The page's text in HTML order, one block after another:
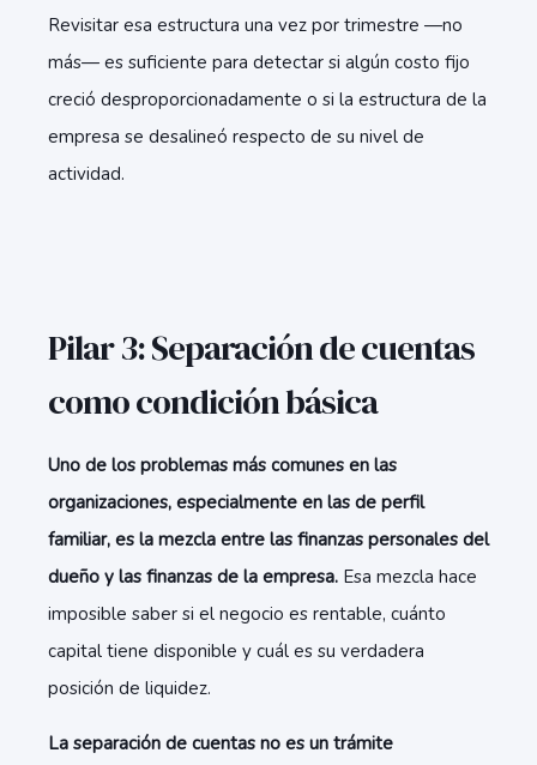
Revisitar esa estructura una vez por trimestre —no
más— es suficiente para detectar si algún costo fijo
creció desproporcionadamente o si la estructura de la
empresa se desalineó respecto de su nivel de
actividad.
Pilar 3: Separación de cuentas
como condición básica
Uno de los problemas más comunes en las
organizaciones, especialmente en las de perfil
familiar, es la mezcla entre las finanzas personales del
dueño y las finanzas de la empresa. Esa mezcla hace
imposible saber si el negocio es rentable, cuánto
capital tiene disponible y cuál es su verdadera
posición de liquidez.
La separación de cuentas no es un trámite